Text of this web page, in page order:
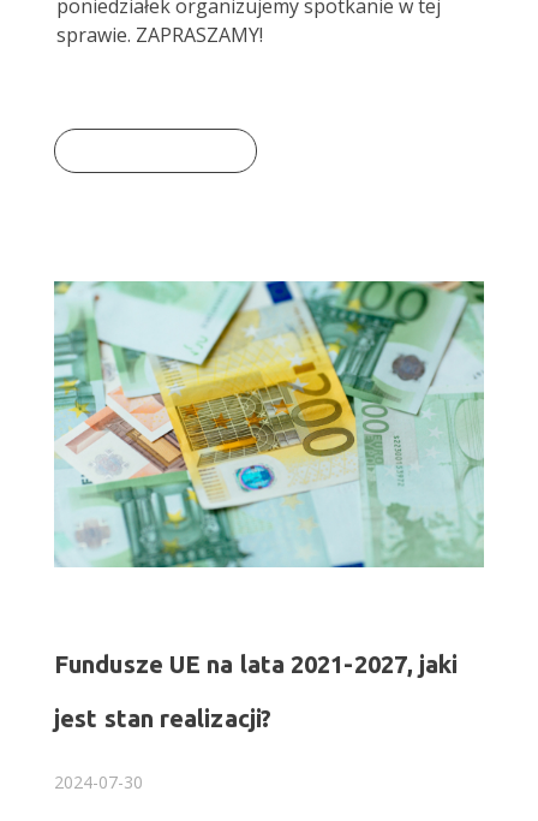
poniedziałek organizujemy spotkanie w tej
sprawie. ZAPRASZAMY!
Fundusze UE na lata 2021-2027, jaki
jest stan realizacji?
2024-07-30